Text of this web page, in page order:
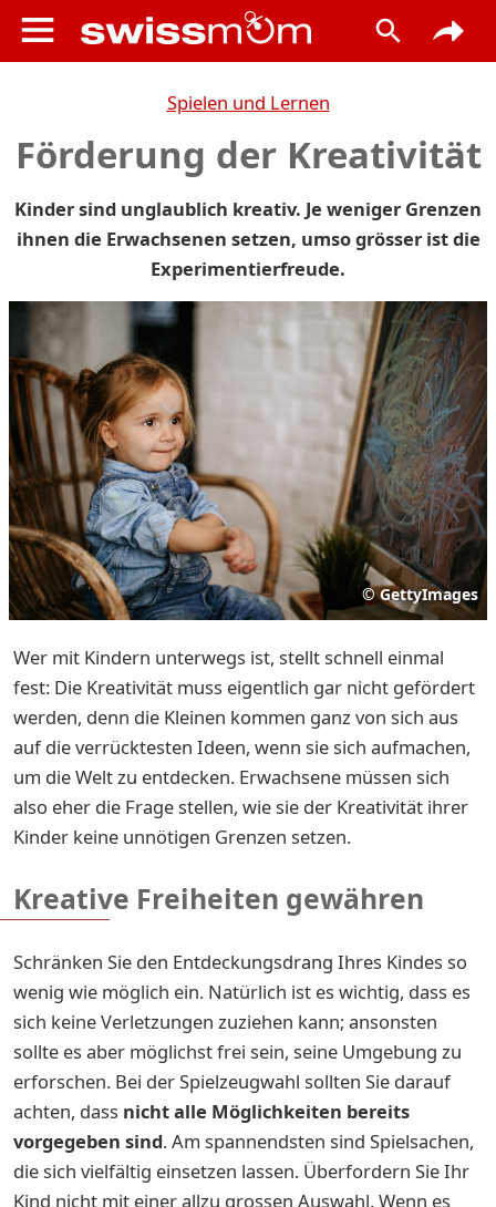
Spielen und Lernen
Förderung der Kreativität
Kinder sind unglaublich kreativ. Je weniger Grenzen
ihnen die Erwachsenen setzen, umso grösser ist die
Experimentierfreude.
© GettyImages
Wer mit Kindern unterwegs ist, stellt schnell einmal
fest: Die Kreativität muss eigentlich gar nicht gefördert
werden, denn die Kleinen kommen ganz von sich aus
auf die verrücktesten Ideen, wenn sie sich aufmachen,
um die Welt zu entdecken. Erwachsene müssen sich
also eher die Frage stellen, wie sie der Kreativität ihrer
Kinder keine unnötigen Grenzen setzen.
Kreative Freiheiten gewähren
Schränken Sie den Entdeckungsdrang Ihres Kindes so
wenig wie möglich ein. Natürlich ist es wichtig, dass es
sich keine Verletzungen zuziehen kann; ansonsten
sollte es aber möglichst frei sein, seine Umgebung zu
erforschen. Bei der Spielzeugwahl sollten Sie darauf
achten, dass nicht alle Möglichkeiten bereits
vorgegeben sind. Am spannendsten sind Spielsachen,
die sich vielfältig einsetzen lassen. Überfordern Sie Ihr
Kind nicht mit einer allzu grossen Auswahl. Wenn es